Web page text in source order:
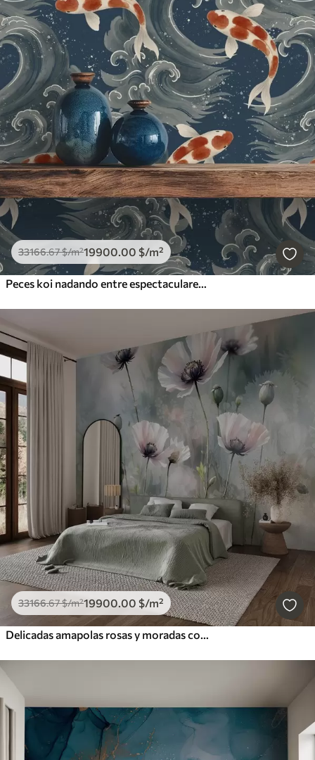
33166.67$/m²19900.00 $/m²
Peces koi nadando entre espectaculares olas oceánicas
33166.67$/m²19900.00 $/m²
Delicadas amapolas rosas y moradas con tallos y capullos verdes sobre un fondo de textura suave y difuminada